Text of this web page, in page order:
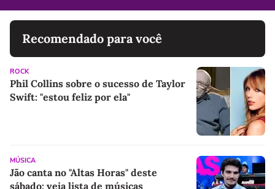
Recomendado para você
ROCK
Phil Collins sobre o sucesso de Taylor
Swift: "estou feliz por ela"
MÚSICA
Jão canta no "Altas Horas" deste
sábado: veja lista de músicas